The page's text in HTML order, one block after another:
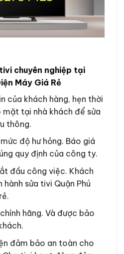
chuyên nghiệp tại
Máy Giá Rẻ
của khách hàng, hẹn thời
mặt tại nhà khách để sửa
thông.
độ hư hỏng. Báo giá
quy định của công ty.
đầu công việc. Khách
sửa tivi Quận Phú
hãng. Và được bảo
đảm bảo an toàn cho